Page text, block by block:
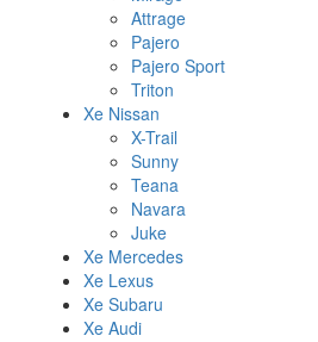
Attrage
Pajero
Pajero Sport
Triton
Xe Nissan
X-Trail
Sunny
Teana
Navara
Juke
Xe Mercedes
Xe Lexus
Xe Subaru
Xe Audi